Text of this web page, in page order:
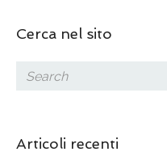
Cerca nel sito
Articoli recenti